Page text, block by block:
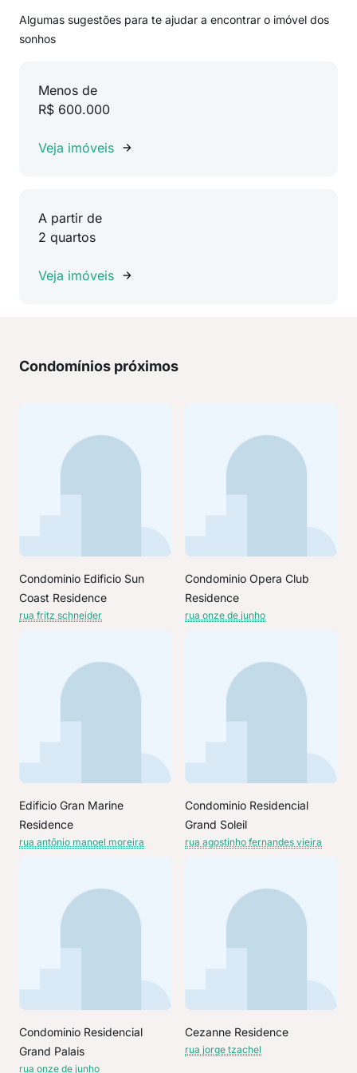
Algumas sugestões para te ajudar a encontrar o imóvel dos
sonhos
Menos de
R$ 600.000
Veja imóveis
A partir de
2 quartos
Veja imóveis
Condomínios próximos
Condominio Edificio Sun
Coast Residence
rua fritz schneider
Condominio Opera Club
Residence
rua onze de junho
Edificio Gran Marine
Residence
rua antônio manoel moreira
Condominio Residencial
Grand Soleil
rua agostinho fernandes vieira
Condominio Residencial
Grand Palais
rua onze de junho
Cezanne Residence
rua jorge tzachel